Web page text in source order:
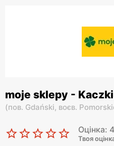
moje sklepy -
(пов. Gdański, воєв.
Оцінка:
Твоя